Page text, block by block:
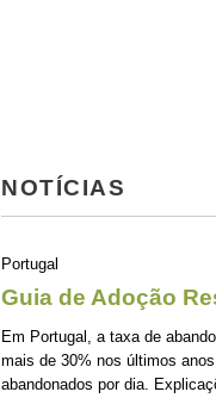
NOTÍCIAS
Portugal
Guia de Adoção
Em Portugal, a taxa de
mais de 30% nos últimos
abandonados por dia.